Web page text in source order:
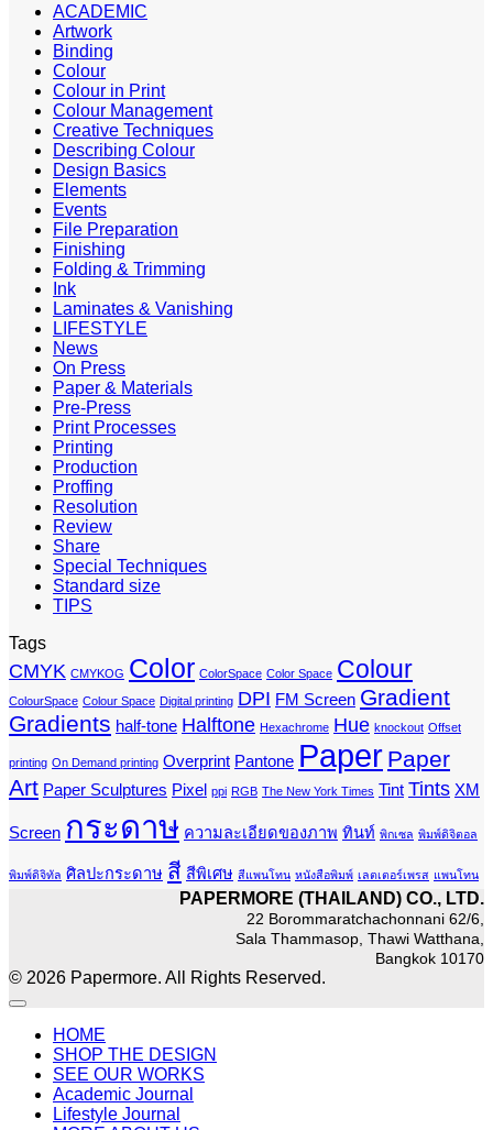
ACADEMIC
Artwork
Binding
Colour
Colour in Print
Colour Management
Creative Techniques
Describing Colour
Design Basics
Elements
Events
File Preparation
Finishing
Folding & Trimming
Ink
Laminates & Vanishing
LIFESTYLE
News
On Press
Paper & Materials
Pre-Press
Print Processes
Printing
Production
Proffing
Resolution
Review
Share
Special Techniques
Standard size
TIPS
Tags
CMYK CMYKOG Color ColorSpace Color Space Colour
ColourSpace Colour Space Digital printing DPI FM Screen Gradient
Gradients half-tone Halftone Hexachrome Hue knockout Offset
printing On Demand printing Overprint Pantone Paper Paper
Art Paper Sculptures Pixel ppi RGB The New York Times Tint Tints XM
Screen กระดาษ ความละเอียดของภาพ ทินท์ พิกเซล พิมพ์ดิจิตอล
พิมพ์ดิจิทัล ศิลปะกระดาษ สี สีพิเศษ สีแพนโทน หนังสือพิมพ์ เลตเตอร์เพรส แพนโทน
PAPERMORE (THAILAND) CO., LTD.
22 Borommaratchachonnani 62/6,
Sala Thammasop, Thawi Watthana,
Bangkok 10170
© 2026 Papermore. All Rights Reserved.
HOME
SHOP THE DESIGN
SEE OUR WORKS
Academic Journal
Lifestyle Journal